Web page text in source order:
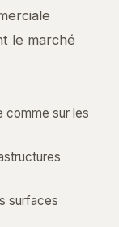
le marché
comme sur les
surfaces